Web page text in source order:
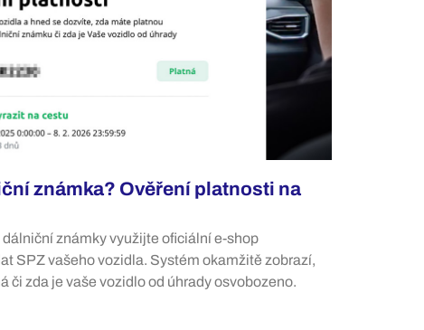
známka? Ověření platnosti na
známky využijte oficiální e-shop
SPZ vašeho vozidla. Systém okamžitě zobrazí,
či zda je vaše vozidlo od úhrady osvobozeno.